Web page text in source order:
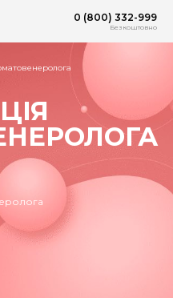
0 (800) 332-999
Безкоштовно